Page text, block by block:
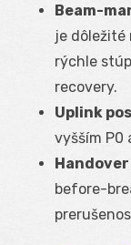
Beam-
je dôležité
rýchle
recovery.
Uplink
vyšším P0
before-